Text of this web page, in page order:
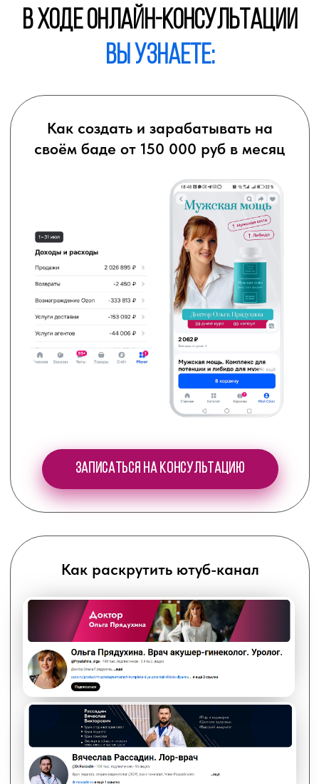
Как открыть и сделать прибыльной
Как создать и раскрутить
Как привлечь пациентов
на свои операции
Записаться на консультацию
Записаться на консультацию
Записаться на консультацию
Записаться на консультацию
Как привлечь пациентовв свой
кабинет